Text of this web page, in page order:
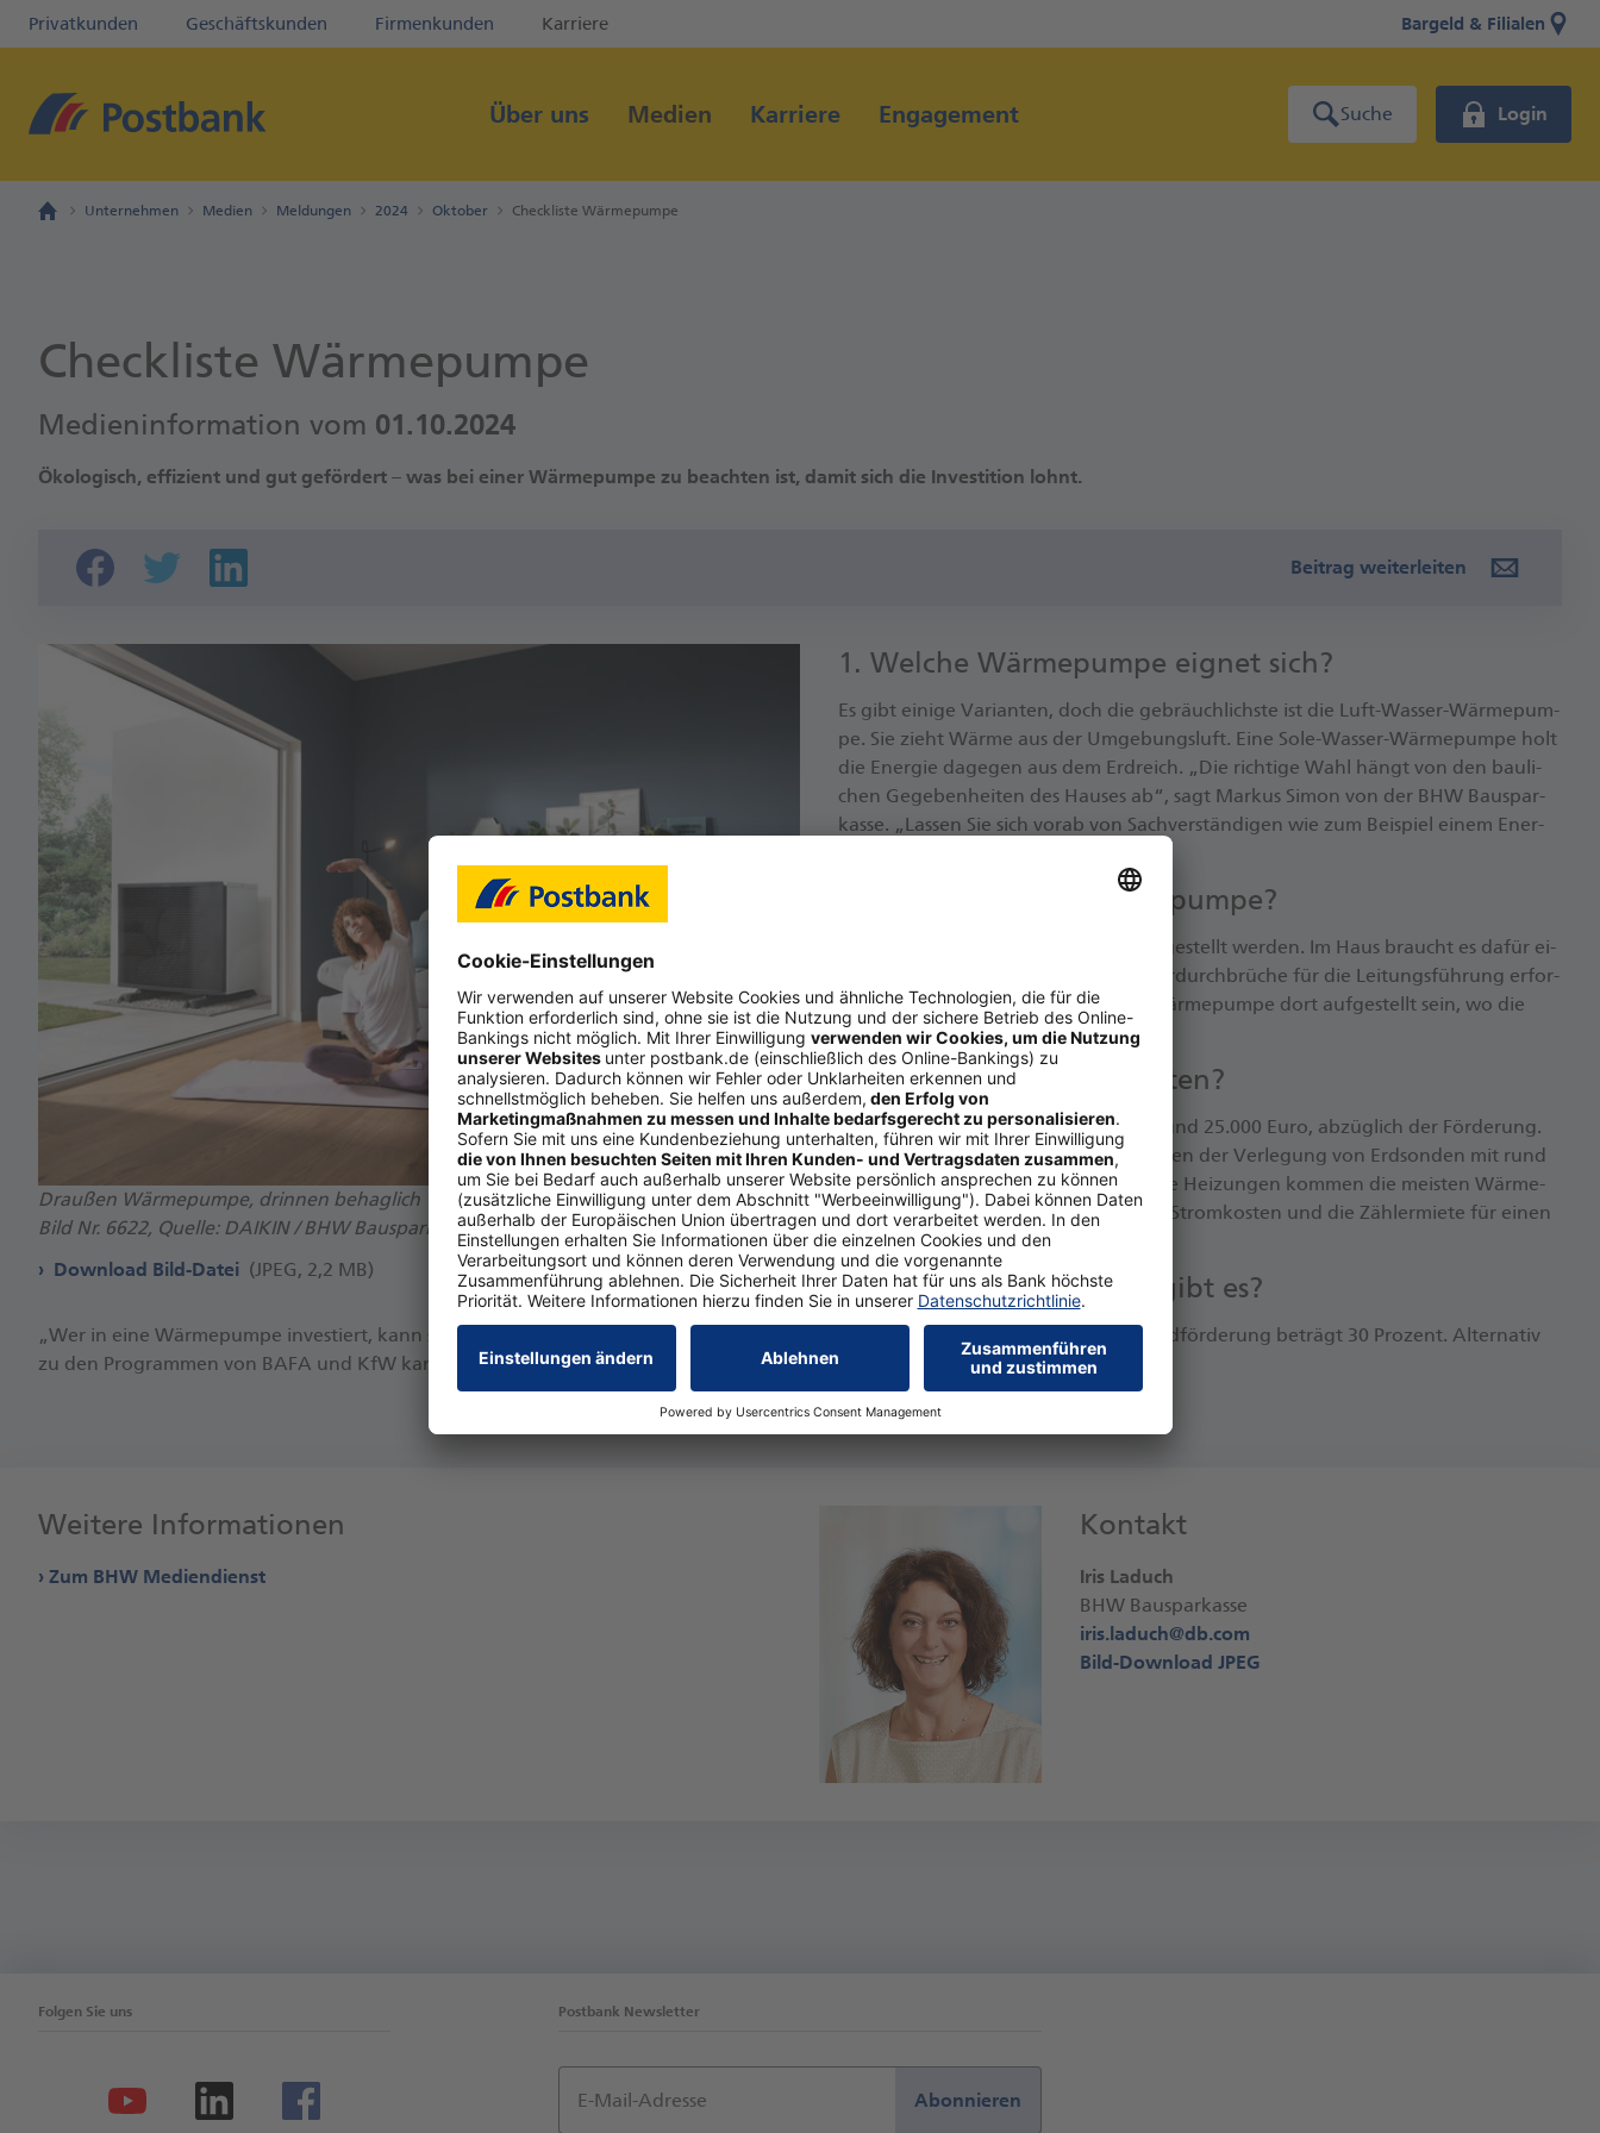
Direkt zur Hauptnavigation (Enter drücken) Bargeld & Filialen
Privatkunden Geschäftskunden Firmenkunden Karriere
Suche Login
Über uns Medien Karriere Engagement
Unternehmen Medien Meldungen 2024 Oktober Checkliste Wärmepumpe
Checkliste Wärmepumpe
Medieninformation vom 01.10.2024
Ökologisch, effizient und gut gefördert – was bei einer Wärmepumpe zu beachten ist, damit sich die Investition lohnt.
Beitrag weiterleiten
Draußen Wärmepumpe, drinnen behaglich
Bild Nr. 6622, Quelle: DAIKIN / BHW Bausparkasse
Download Bild-Datei (JPEG, 2,2 MB)
1. Wel­che Wär­me­pum­pe eig­net sich?
Es gibt ei­ni­ge Va­ri­an­ten, doch die ge­bräuch­lichs­te ist die Luft-Was­ser-Wär­me­pum­
pe. Sie zieht Wär­me aus der Um­ge­bungs­luft. Ei­ne So­le-Was­ser-Wär­me­pum­pe holt
die En­er­gie da­ge­gen aus dem Erd­reich. „Die rich­ti­ge Wahl hängt von den bau­li­
chen Ge­ge­ben­hei­ten des Hau­ses ab“, sagt Mar­kus Si­mon von der BHW Bau­spar­
kas­se. „Las­sen Sie sich vor­ab von Sach­ver­stän­di­gen wie zum Bei­spiel ei­nem En­er­
2. Wo­hin mit der Wär­me­pum­pe?
Das Ge­rät kann in­nen wie au­ßen auf­ge­stellt wer­den. Im Haus braucht es da­für ei­
nen Ex­tra-Raum. Even­tu­ell sind Mau­er­durch­brü­che für die Lei­tungs­füh­rung er­for­
der­lich. Im Au­ßen­be­reich soll­te die Wär­me­pum­pe dort auf­ge­stellt sein, wo die
meis­te Son­ne scheint.
3. Wie hoch sind die Kos­ten?
Luft-Was­ser-Wär­me­pum­pen kos­ten rund 25.000 Eu­ro, ab­züg­lich der För­de­rung.
Für Erd­wär­me­pum­pen muss man we­gen der Ver­le­gung von Erd­son­den mit rund
30.000 Eu­ro rech­nen. An­ders als fos­si­le Hei­zun­gen kom­men die meis­ten Wär­me­
pum­pen oh­ne War­tung aus. Es fal­len Strom­kos­ten und die Zäh­ler­mie­te für ei­nen
se­pa­ra­ten Strom­zäh­ler an.
4. Wel­che För­de­run­gen gibt es?
„Wer in ei­ne Wär­me­pum­pe in­ves­tiert, kann sich bis zu 70 Pro­zent der Kos­ten er­stat­ten las­sen“, so BHW Ex­per­te Si­mon. Die Grund­för­de­rung be­trägt 30 Pro­zent. Al­ter­na­tiv
zu den Pro­gram­men von BA­FA und KfW kann man ei­nen Steu­er­bo­nus gel­tend ma­chen.
Weitere Informationen
Zum BHW Mediendienst
Kontakt
Iris Laduch
BHW Bausparkasse
iris.laduch@db.com
Bild-Download JPEG
Folgen Sie uns Postbank Newsletter
E-Mail-Adresse Abonnieren